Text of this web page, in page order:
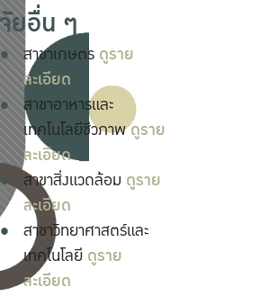
ยอื่น ๆ
สาขาเกษตร ดูราย
ละเอียด
สาขาอาหารและ
เทคโนโลยีชีวภาพดูราย
ละเอียด
สาขาสิ่งแวดล้อม ดูราย
ละเอียด
สาขาวิทยาศาสตร์และ
เทคโนโลยี ดูราย
ละเอียด